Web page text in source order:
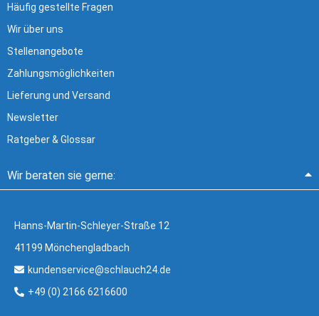
Häufig gestellte Fragen
Wir über uns
Stellenangebote
Zahlungsmöglichkeiten
Lieferung und Versand
Newsletter
Ratgeber & Glossar
Wir beraten sie gerne:
Hanns-Martin-Schleyer-Straße 12
41199 Mönchengladbach
kundenservice@schlauch24.de
+49 (0) 2166 6216600